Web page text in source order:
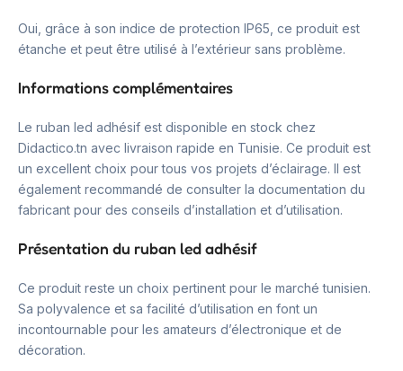
Oui, grâce à son indice de protection IP65, ce produit est
étanche et peut être utilisé à l’extérieur sans problème.
Informations complémentaires
Le ruban led adhésif est disponible en stock chez
Didactico.tn avec livraison rapide en Tunisie. Ce produit est
un excellent choix pour tous vos projets d’éclairage. Il est
également recommandé de consulter la documentation du
fabricant pour des conseils d’installation et d’utilisation.
Présentation du ruban led adhésif
Ce produit reste un choix pertinent pour le marché tunisien.
Sa polyvalence et sa facilité d’utilisation en font un
incontournable pour les amateurs d’électronique et de
décoration.